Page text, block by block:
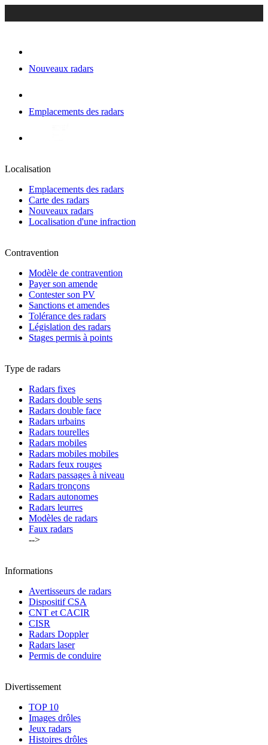
Nouveaux radars
Emplacements des radars
Localisation
Emplacements des radars
Carte des radars
Nouveaux radars
Localisation d'une infraction
Contravention
Modèle de contravention
Payer son amende
Contester son PV
Sanctions et amendes
Tolérance des radars
Législation des radars
Stages permis à points
Type de radars
Radars fixes
Radars double sens
Radars double face
Radars urbains
Radars tourelles
Radars mobiles
Radars mobiles mobiles
Radars feux rouges
Radars passages à niveau
Radars tronçons
Radars autonomes
Radars leurres
Modèles de radars
Faux radars
-->
Informations
Avertisseurs de radars
Dispositif CSA
CNT et CACIR
CISR
Radars Doppler
Radars laser
Permis de conduire
Divertissement
TOP 10
Images drôles
Jeux radars
Histoires drôles